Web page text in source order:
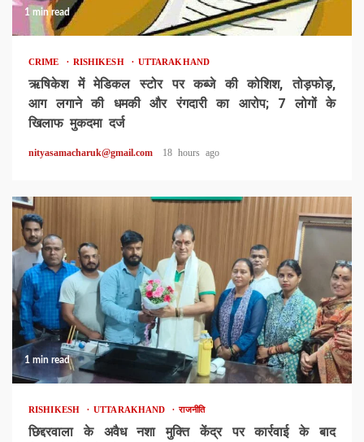
1 min read
CRIME RISHIKESH UTTARAKHAND
ऋषिकेश में मेडिकल स्टोर पर कब्जे की कोशिश, तोड़फोड़,
आग लगाने की धमकी और रंगदारी का आरोप; 7 लोगों के
खिलाफ मुकदमा दर्ज
nityasamacharuk@gmail.com 18 hours ago
1 min read
RISHIKESH UTTARAKHAND राजनीति
छिद्दरवाला के अवैध नशा मुक्ति केंद्र पर कार्रवाई के बाद